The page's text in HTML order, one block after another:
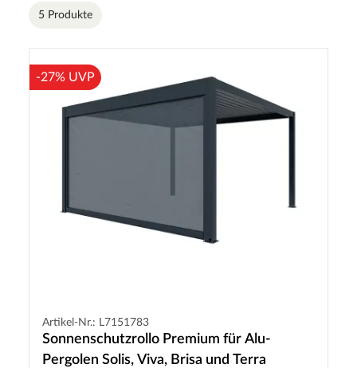
5 Produkte
-27% UVP
Artikel-Nr.: L7151783
Sonnenschutzrollo Premium für Alu-
Pergolen Solis, Viva, Brisa und Terra